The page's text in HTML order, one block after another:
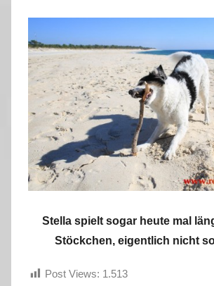
Stella spielt sogar heute mal
Stöckchen, eigentlich nicht
Post Views: 1.513